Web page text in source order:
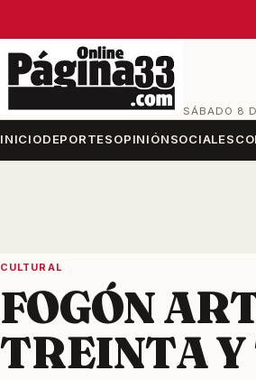
SÁBADO 8
INICIODEPORTESOPINIÓNSOCIALES
CULTURAL
FOGÓN
TREINTA Y